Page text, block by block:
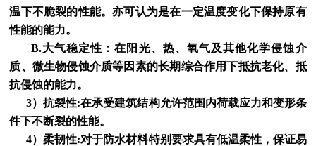
温下不脆裂的性能。亦可认为是在一定温度变化下保持原有
性能的能力。
B.大气稳定性：在阳光、热、氧气及其他化学侵蚀介
质、微生物侵蚀介质等因素的长期综合作用下抵抗老化、抵
抗侵蚀的能力。
3）抗裂性:在承受建筑结构允许范围内荷载应力和变形条
件下不断裂的性能。
4）柔韧性:对于防水材料特别要求具有低温柔性，保证易